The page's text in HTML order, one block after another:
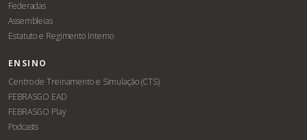
Federadas
Assembleias
Estatuto e Regimento Interno
ENSINO
Centro de Treinamento e Simulação (CTS)
FEBRASGO EAD
FEBRASGO Play
Podcasts